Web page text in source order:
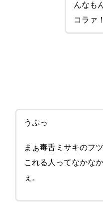
んなも
コラァ
うぷっ
まぁ毒舌ミサキのフ
これる人ってなかな
ぇ。